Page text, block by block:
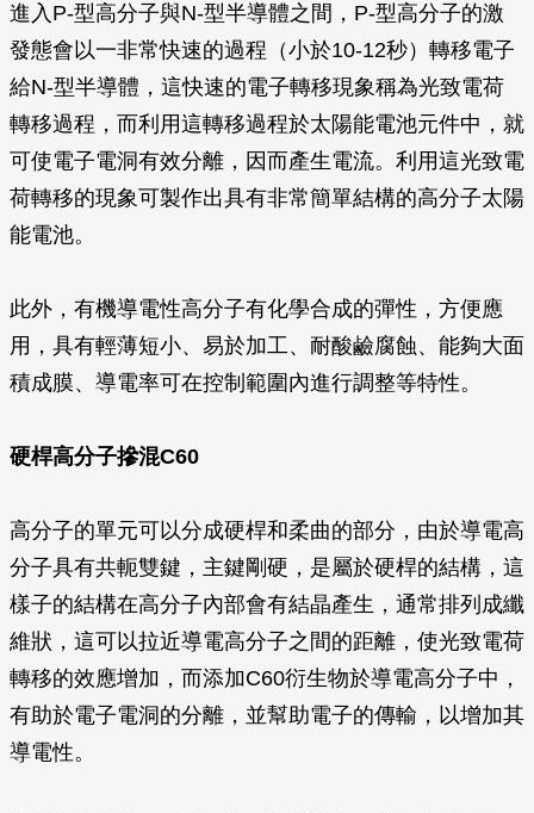
進入P-型高分子與N-型半導體之間，P-型高分子的激
發態會以一非常快速的過程（小於10-12秒）轉移電子
給N-型半導體，這快速的電子轉移現象稱為光致電荷
轉移過程，而利用這轉移過程於太陽能電池元件中，就
可使電子電洞有效分離，因而產生電流。利用這光致電
荷轉移的現象可製作出具有非常簡單結構的高分子太陽
能電池。
此外，有機導電性高分子有化學合成的彈性，方便應
用，具有輕薄短小、易於加工、耐酸鹼腐蝕、能夠大面
積成膜、導電率可在控制範圍內進行調整等特性。
硬桿高分子摻混C60
高分子的單元可以分成硬桿和柔曲的部分，由於導電高
分子具有共軛雙鍵，主鍵剛硬，是屬於硬桿的結構，這
樣子的結構在高分子內部會有結晶產生，通常排列成纖
維狀，這可以拉近導電高分子之間的距離，使光致電荷
轉移的效應增加，而添加C60衍生物於導電高分子中，
有助於電子電洞的分離，並幫助電子的傳輸，以增加其
導電性。